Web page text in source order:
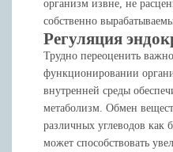
организм извне, не
собственно
Регуляция
Трудно переоценить
функционировании
внутренней среды
метаболизм. Обмен
различных углеводов как
может способствовать